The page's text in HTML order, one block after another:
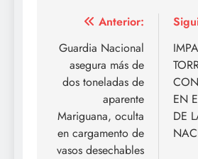
Navegación
de
entradas
Anterior:
Guardia Nacional
asegura más de
dos toneladas de
aparente
Mariguana, oculta
en cargamento de
vasos desechables
EN
DE